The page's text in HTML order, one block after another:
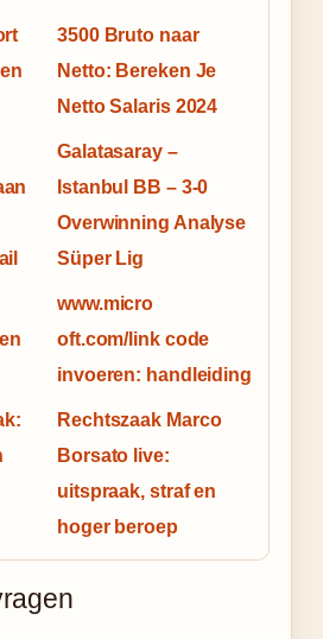
3500 Bruto naar
Netto: Bereken Je
Netto Salaris 2024
Galatasaray –
Istanbul BB – 3-0
Overwinning Analyse
Süper Lig
www.micro
oft.com/link code
invoeren: handleiding
Rechtszaak Marco
Borsato live:
uitspraak, straf en
hoger beroep